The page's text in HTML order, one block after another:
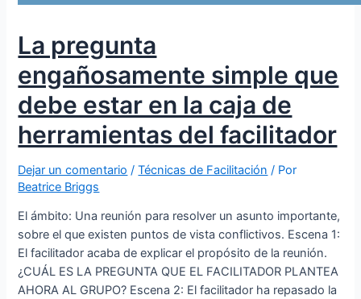
La pregunta
engañosamente simple que
debe estar en la caja de
herramientas del facilitador
Dejar un comentario /Técnicas de Facilitación / Por
Beatrice Briggs
El ámbito: Una reunión para resolver un asunto importante,
sobre el que existen puntos de vista conflictivos. Escena 1:
El facilitador acaba de explicar el propósito de la reunión.
¿CUÁL ES LA PREGUNTA QUE EL FACILITADOR PLANTEA
AHORA AL GRUPO? Escena 2: El facilitador ha repasado la